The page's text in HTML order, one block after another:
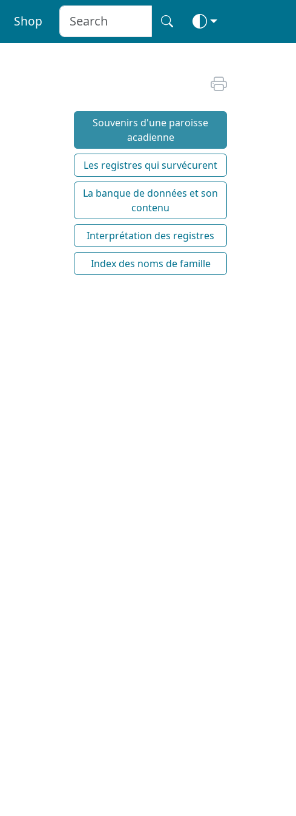
Shop
Souvenirs d'une paroisse
acadienne
Les registres qui survécurent
La banque de données et son
contenu
Interprétation des registres
Index des noms de famille